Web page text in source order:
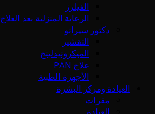
الفيلرز
الرعاية المنزلية بعد العلاج
دكتور سيرانو
التقشير
الميكرونيدلينج
علاج PAN
الأجهزة الطبية
العيادة ومركز البشرة
مقرات